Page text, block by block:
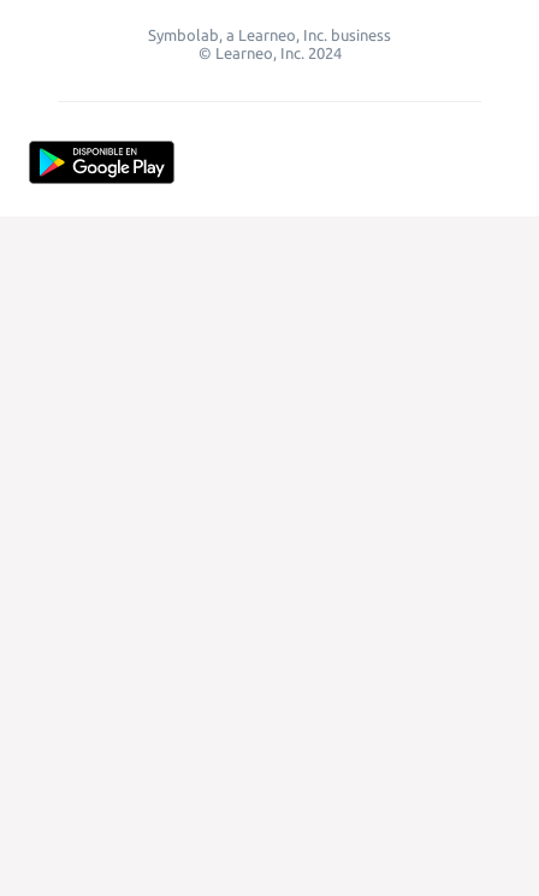
Symbolab, a Learneo, Inc. business
© Learneo, Inc. 2024